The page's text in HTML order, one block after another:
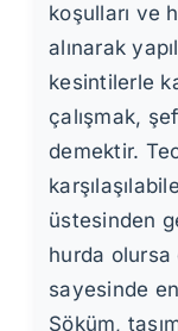
koşulları ve
alınarak
kesintilerle
çalışmak,
demektir.
üstesinden
hurda
sayesinde
Söküm,